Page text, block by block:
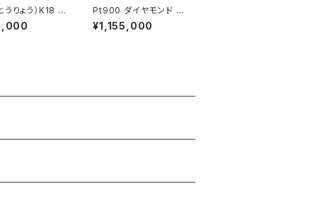
うりょう）K18 透
グ枠
Pt900 ダイヤモンド ペ
ンダントネックレス
¥1,155,000